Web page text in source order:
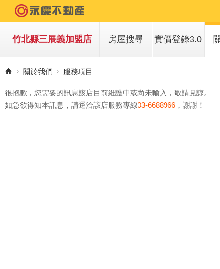
竹北縣三展義加盟店 房屋搜尋 實價登錄3.0
關於我們 服務項目
很抱歉，您需要的訊息該店目前維護中或尚未輸入，敬請見諒。
如急欲得知本訊息，請逕洽該店服務專線03-6688966 ，謝謝！